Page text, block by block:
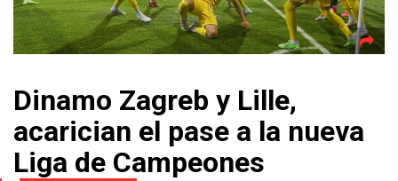
Dinamo Zagreb y Lille,
acarician el pase a la nueva
Liga de Campeones